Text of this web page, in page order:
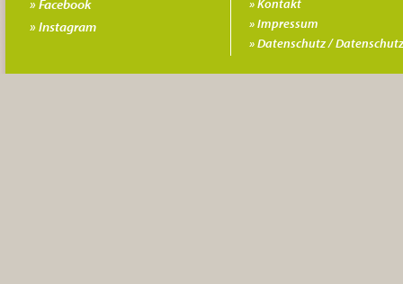
Kontakt
Impressum
Datenschutz /
Facebook
Instagram